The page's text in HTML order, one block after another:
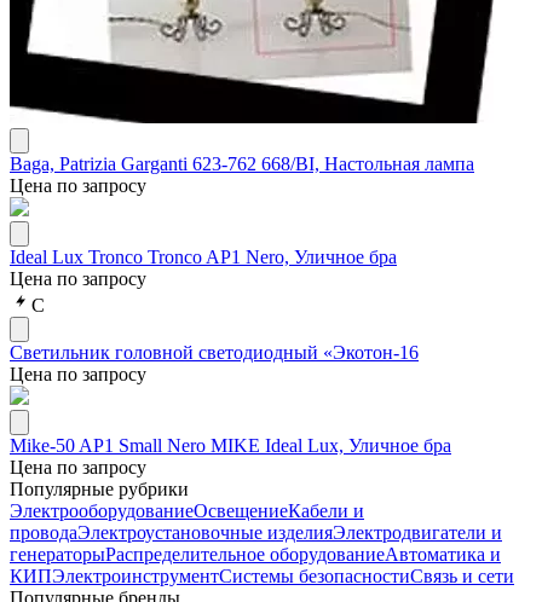
Baga, Patrizia Garganti 623-762 668/BI, Настольная лампа
Цена по запросу
Ideal Lux Tronco Tronco AP1 Nero, Уличное бра
Цена по запросу
С
Светильник головной светодиодный «Экотон-16
Цена по запросу
Mike-50 AP1 Small Nero MIKE Ideal Lux, Уличное бра
Цена по запросу
Популярные рубрики
ЭлектрооборудованиеОсвещениеКабели и
проводаЭлектроустановочные изделияЭлектродвигатели и
генераторыРаспределительное оборудованиеАвтоматика и
КИПЭлектроинструментСистемы безопасностиСвязь и сети
Популярные бренды